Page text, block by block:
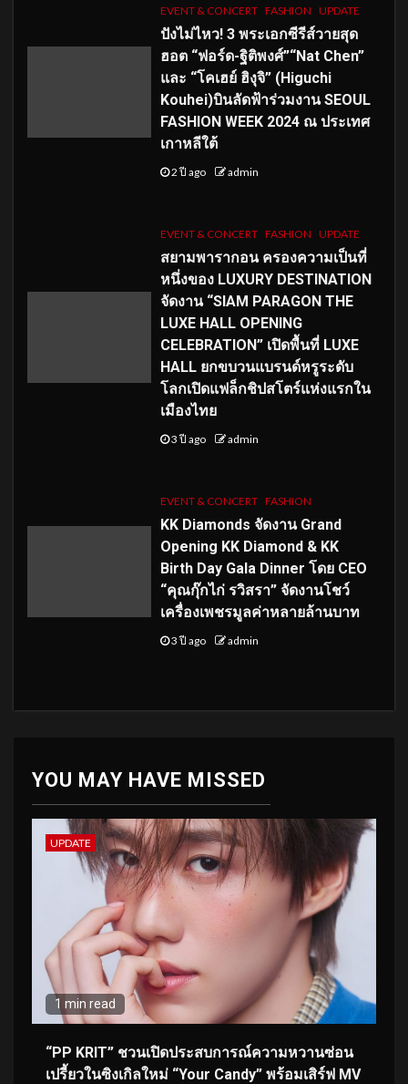
EVENT & CONCERT FASHION UPDATE
ปังไม่ไหว! 3 พระเอกซีรีส์วายสุด
ฮอต “ฟอร์ด-ฐิติพงศ์”“Nat Chen”
และ “โคเฮย์ ฮิงุจิ” (Higuchi
Kouhei)บินลัดฟ้าร่วมงาน SEOUL
FASHION WEEK 2024 ณ ประเทศ
เกาหลีใต้
2 ปี ago admin
EVENT & CONCERT FASHION UPDATE
สยามพารากอน ครองความเป็นที่
หนึ่งของ LUXURY DESTINATION
จัดงาน “SIAM PARAGON THE
LUXE HALL OPENING
CELEBRATION” เปิดพื้นที่ LUXE
HALL ยกขบวนแบรนด์หรูระดับ
โลกเปิดแฟล็กชิปสโตร์แห่งแรกใน
เมืองไทย
3 ปี ago admin
EVENT & CONCERT FASHION
KK Diamonds จัดงาน Grand
Opening KK Diamond & KK
Birth Day Gala Dinner โดย CEO
“คุณกุ๊กไก่ รวิสรา” จัดงานโชว์
เครื่องเพชรมูลค่าหลายล้านบาท
3 ปี ago admin
YOU MAY HAVE MISSED
UPDATE
1 min read
“PP KRIT” ชวนเปิดประสบการณ์ความหวานซ่อน
เปรี้ยวในซิงเกิลใหม่ “Your Candy” พร้อมเสิร์ฟ MV